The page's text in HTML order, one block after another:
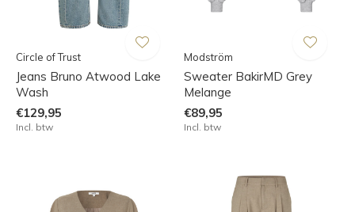
Circle of Trust
Jeans Bruno Atwood Lake
Wash
€129,95
Incl. btw
Modström
Sweater BakirMD Grey
Melange
€89,95
Incl. btw